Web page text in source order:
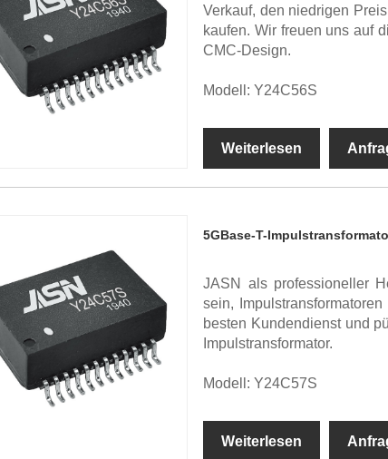
Verkauf, den niedrigen
kaufen. Wir freuen uns auf
CMC-Design.
Modell: Y24C56S
Weiterlesen
5GBase-T-
JASN als professioneller
sein,
besten Kundendienst und
Impulstransformator.
Modell: Y24C57S
Weiterlesen